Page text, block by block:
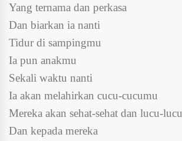
Yang ternama dan perkasa
Dan biarkan ia nanti
Tidur di sampingmu
Ia pun anakmu
Sekali waktu nanti
Ia akan melahirkan cucu-cucumu
Mereka akan sehat-sehat dan lucu-lucu
Dan kepada mereka